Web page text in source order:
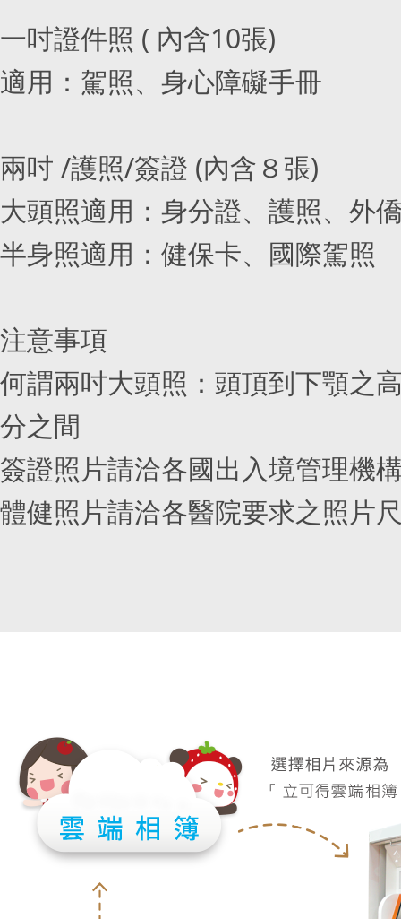
一吋證件照 ( 內含10張)
適用：駕照、身心障礙手冊
兩吋 /護照/簽證 (內含８張)
大頭照適用：身分證、護照、外
半身照適用：健保卡、國際駕照
注意事項
何謂兩吋大頭照：頭頂到下顎之
分之間
簽證照片請洽各國出入境管理機
體健照片請洽各醫院要求之照片